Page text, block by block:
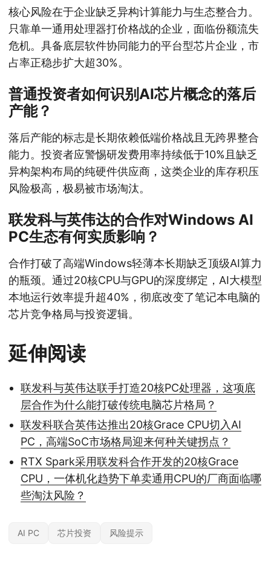
核心风险在于企业缺乏异构计算能力与生态整合力。
只靠单一通用处理器打价格战的企业，面临份额流失
危机。具备底层软件协同能力的平台型芯片企业，市
占率正稳步扩大超30%。
普通投资者如何识别AI芯片概念的落后
产能？
落后产能的标志是长期依赖低端价格战且无跨界整合
能力。投资者应警惕研发费用率持续低于10%且缺乏
异构架构布局的纯硬件供应商，这类企业的库存积压
风险极高，极易被市场淘汰。
联发科与英伟达的合作对Windows AI
PC生态有何实质影响？
合作打破了高端Windows轻薄本长期缺乏顶级AI算力
的瓶颈。通过20核CPU与GPU的深度绑定，AI大模型
本地运行效率提升超40%，彻底改变了笔记本电脑的
芯片竞争格局与投资逻辑。
延伸阅读
联发科与英伟达联手打造20核PC处理器，这项底
层合作为什么能打破传统电脑芯片格局？
联发科联合英伟达推出20核Grace CPU切入AI
PC，高端SoC市场格局迎来何种关键拐点？
RTX Spark采用联发科合作开发的20核Grace
CPU，一体机化趋势下单卖通用CPU的厂商面临哪
些淘汰风险？
AI PC 芯片投资 风险提示